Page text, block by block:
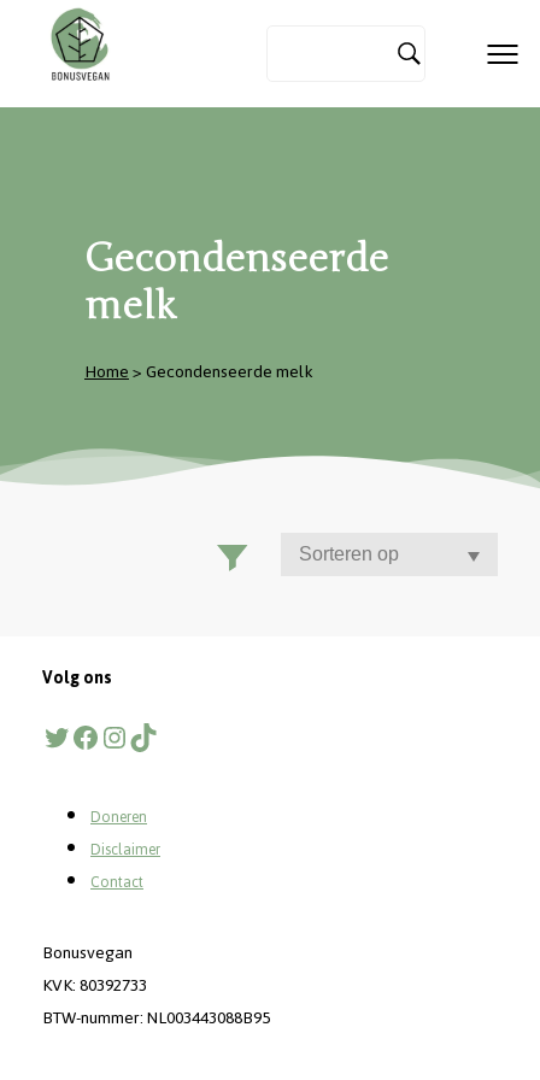
Gecondenseerde
melk
Home> Gecondenseerde melk
Volg ons
Twitter
Facebook
Instagram
TikTok
Doneren
Disclaimer
Contact
Bonusvegan
KVK: 80392733
BTW-nummer: NL003443088B95